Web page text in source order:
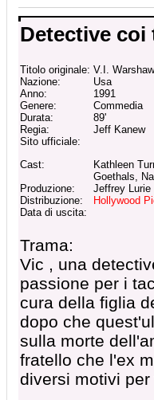
Detective coi
Titolo originale: V.I.
Nazione:
Usa
Anno:
1991
Genere:
Commedia
Durata:
89'
Regia:
Jeff Kanew
Sito ufficiale:
Cast:
Kathleen
Goethals,
Produzione:
Jeffrey Lurie
Distribuzione:
Hollywood
Data di uscita:
Trama:
Vic , una
passione per i
cura della figlia
dopo che
sulla morte
fratello che l'ex
diversi motivi